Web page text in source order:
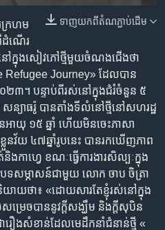
ទាញ​យក​ពី​តំណភ្ជាប់​ដើម
ក្រហម
ដំណើរ​
ក្នុង​សៀវភៅ​ថ្មីមួយ​ចំណងជើងថា
Journey» ដែល​បាន​
០២៣។ បន្ទាប់​ពី​រស់នៅក្នុង​ជំរំ​ចំនួន​ ៥
សន្យាធរ៉ូ បាន​តាំង​ទី​លំនៅ​ថ្មី​នៅ​សហរដ្ឋ​
អាយុ ១៥ ឆ្នាំ ហើយ​មិនចេះ​ភាសា​
នវ័យ ៤៧ឆ្នាំរូបនេះ បានរកឃើញភាព
ាហ្វេ ខណៈ​ធ្វើការងារ​សិល្បៈ​ក្នុង​
បទសម្ភាសន៍​ជាមួយ លោក ចាប ចិត្រា
ាយថា៖ «ដោយសារ​តែ​ខ្ញុំ​រស់​នៅក្នុង​
សម្រេច​បាន​នូវ​ក្តី​សង្ឃឹម និង​ក្តីសុបិន
រឿង​សំខាន់​ដែល​មេដឹកនាំ​ជំនាន់​ថ្មី «​